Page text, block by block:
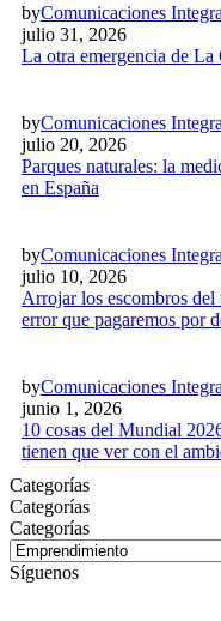
byComunicaciones
julio 31, 2026
La otra emergencia de La
byComunicaciones
julio 20, 2026
Parques naturales: la
en España
byComunicaciones
julio 10, 2026
Arrojar los escombros del
error que pagaremos por
byComunicaciones
junio 1, 2026
10 cosas del Mundial
tienen que ver con el
Categorías
Categorías
Categorías
Síguenos